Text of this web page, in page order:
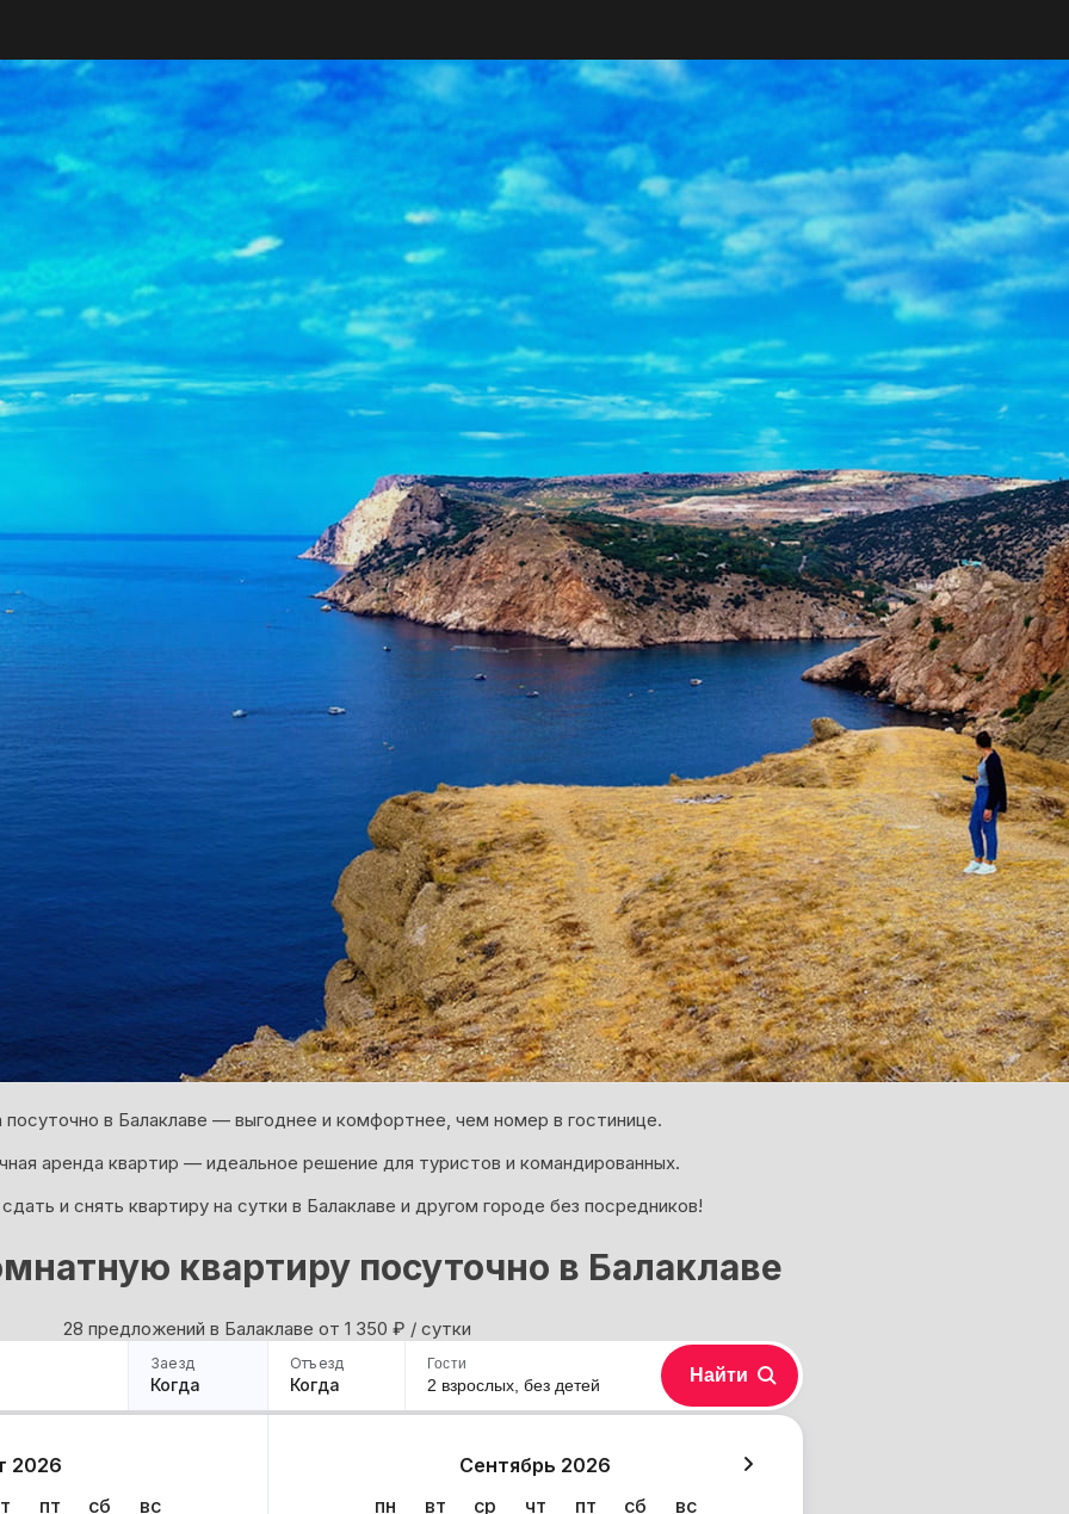
посуточно в Балаклаве — выгоднее и комфортнее, чем номер в гостинице.
аренда квартир — идеальное решение для туристов и командированных.
и снять квартиру на сутки в Балаклаве и другом городе без посредников!
квартиру посуточно в Балаклаве
28 предложений в Балаклаве oт 1 350 ₽ / сутки
Заезд
Когда
Отъезд
Когда
2026
пт сб вс
Сентябрь 2026
пн
вт ср чт пт сб вс
Гости
2 взрослых, без детей Найти